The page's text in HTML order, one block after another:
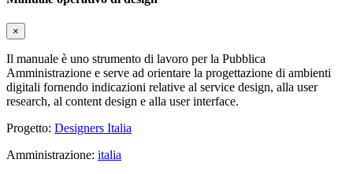
×
Il manuale è uno strumento di lavoro per la Pubblica
Amministrazione e serve ad orientare la progettazione di ambienti
digitali fornendo indicazioni relative al service design, alla user
research, al content design e alla user interface.
Progetto: Designers Italia
Amministrazione: italia